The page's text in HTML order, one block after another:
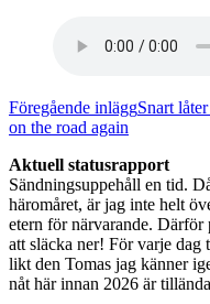
Inläggsnavigering
Föregående inläggSnart
on the road again
Aktuell statusrapport
Sändningsuppehåll en tid.
häromåret, är jag inte helt
etern för närvarande. Därför
att släcka ner! För varje
likt den Tomas jag känner
nåt här innan 2026 är